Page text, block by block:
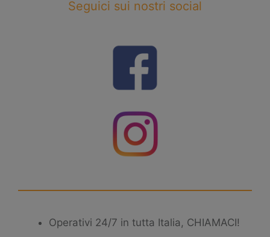
Seguici sui nostri social
Operativi 24/7 in tutta Italia, CHIAMACI!